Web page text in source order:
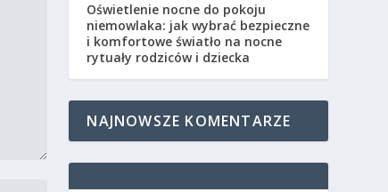
Oświetlenie nocne do pokoju
niemowlaka: jak wybrać bezpieczne
i komfortowe światło na nocne
rytuały rodziców i dziecka
NAJNOWSZE KOMENTARZE